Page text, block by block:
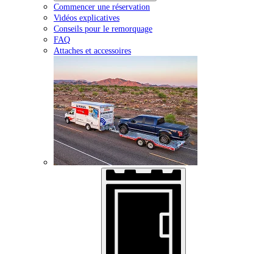
Commencer une réservation
Vidéos explicatives
Conseils pour le remorquage
FAQ
Attaches et accessoires